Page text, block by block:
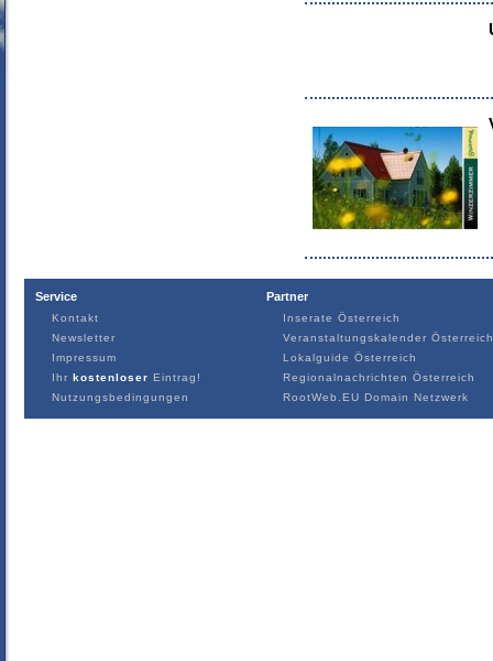
Service
Kontakt
Newsletter
Impressum
Ihr kostenloser Eintrag!
Nutzungsbedingungen
Partner
Inserate Österreich
Veranstaltungskalender Österreich
Lokalguide Österreich
Regionalnachrichten Österreich
RootWeb.EU Domain Netzwerk